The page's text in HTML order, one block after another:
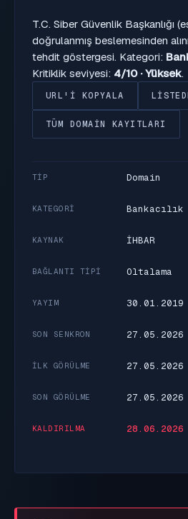
T.C. Siber Güvenlik Başkanlığı
doğrulanmış beslemesinden
tehdit göstergesi. Kategori:
Kritiklik seviyesi: 4/10 · Yüksek.
URL'I KOPYALA
TÜM DOMAIN KAYITLARI
TIP Domain
KATEGORI
KAYNAK İHBAR
BAĞLANTI TIPI Oltalama
YAYIM 30.01.2019
SON SENKRON 27.05.2026
İLK GÖRÜLME 27.05.2026
SON GÖRÜLME 27.05.2026
KALDIRILMA 28.06.2026